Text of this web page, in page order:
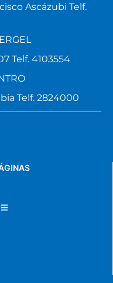
Ascázubi Telf.
Telf. 4103554
Telf. 2824000